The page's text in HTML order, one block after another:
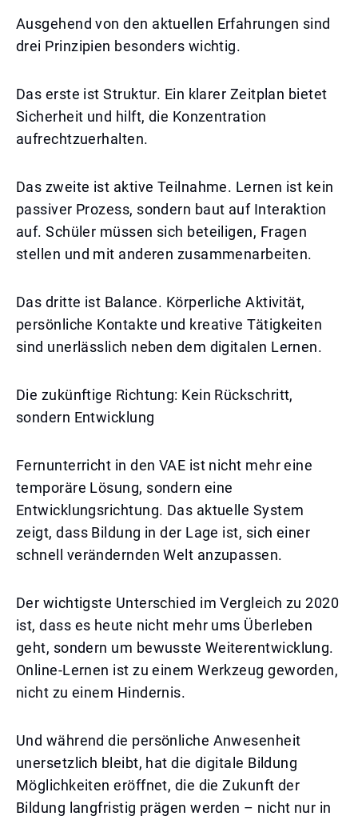
Ausgehend von den aktuellen Erfahrungen sind
drei Prinzipien besonders wichtig.
Das erste ist Struktur. Ein klarer Zeitplan bietet
Sicherheit und hilft, die Konzentration
aufrechtzuerhalten.
Das zweite ist aktive Teilnahme. Lernen ist kein
passiver Prozess, sondern baut auf Interaktion
auf. Schüler müssen sich beteiligen, Fragen
stellen und mit anderen zusammenarbeiten.
Das dritte ist Balance. Körperliche Aktivität,
persönliche Kontakte und kreative Tätigkeiten
sind unerlässlich neben dem digitalen Lernen.
Die zukünftige Richtung: Kein Rückschritt,
sondern Entwicklung
Fernunterricht in den VAE ist nicht mehr eine
temporäre Lösung, sondern eine
Entwicklungsrichtung. Das aktuelle System
zeigt, dass Bildung in der Lage ist, sich einer
schnell verändernden Welt anzupassen.
Der wichtigste Unterschied im Vergleich zu 2020
ist, dass es heute nicht mehr ums Überleben
geht, sondern um bewusste Weiterentwicklung.
Online-Lernen ist zu einem Werkzeug geworden,
nicht zu einem Hindernis.
Und während die persönliche Anwesenheit
unersetzlich bleibt, hat die digitale Bildung
Möglichkeiten eröffnet, die die Zukunft der
Bildung langfristig prägen werden – nicht nur in